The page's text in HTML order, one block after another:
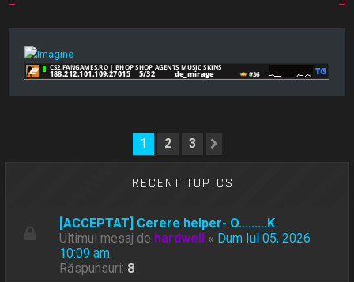
1 2 3
RECENT TOPICS
[ACCEPTAT] Cerere helper- O.........K
Ultimul mesaj de hardwell « Dum Iul 05, 2026
10:09 am
Răspunsuri: 8